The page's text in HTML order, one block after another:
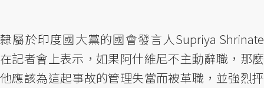
隸屬於印度國大黨的國會發言人Supriya Shrinate
在記者會上表示，如果阿什維尼不主動辭職，那麼
他應該為這起事故的管理失當而被革職，並強烈抨